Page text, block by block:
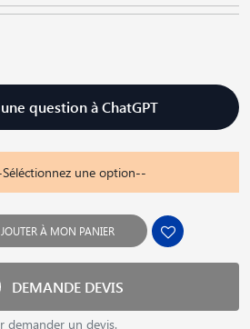
question à ChatGPT
À MON PANIER
DEMANDE DEVIS
demander un devis.